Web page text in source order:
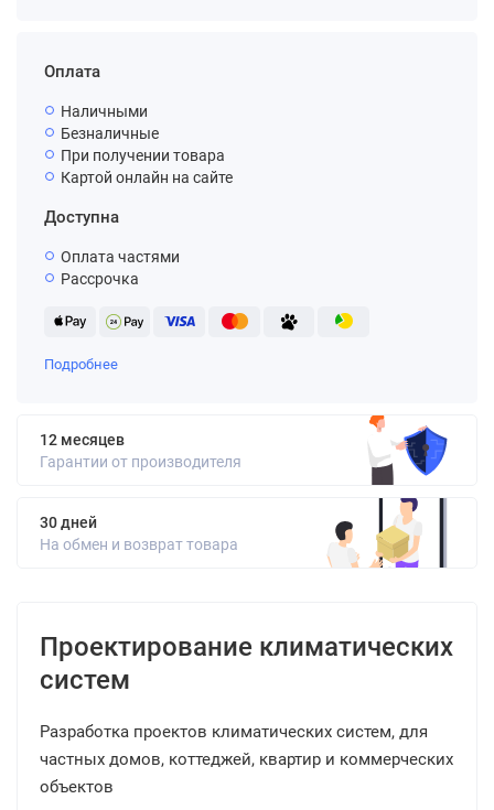
Оплата
Наличными
Безналичные
При получении товара
Картой онлайн на сайте
Доступна
Оплата частями
Рассрочка
Подробнее
12 месяцев
Гарантии от производителя
30 дней
На обмен и возврат товара
Проектирование климатических
систем
Разработка проектов климатических систем, для
частных домов, коттеджей, квартир и коммерческих
объектов